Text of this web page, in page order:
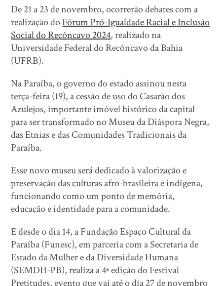
De 21 a 23 de novembro, ocorrerão debates com a
realização doFórum Pró-Igualdade Racial e Inclusão
Social do Recôncavo 2024, realizado na
Universidade Federal do Recôncavo da Bahia
(UFRB).
Na Paraíba, o governo do estado assinou nesta
terça-feira (19), a cessão de uso do Casarão dos
Azulejos, importante imóvel histórico da capital
para ser transformado no Museu da Diáspora Negra,
das Etnias e das Comunidades Tradicionais da
Paraíba.
Esse novo museu será dedicado à valorização e
preservação das culturas afro-brasileira e indígena,
funcionando como um ponto de memória,
educação e identidade para a comunidade.
E desde o dia 14, a Fundação Espaço Cultural da
Paraíba (Funesc), em parceria com a Secretaria de
Estado da Mulher e da Diversidade Humana
(SEMDH-PB), realiza a 4ª edição do Festival
Pretitudes, evento que vai até o dia 27 de novembro